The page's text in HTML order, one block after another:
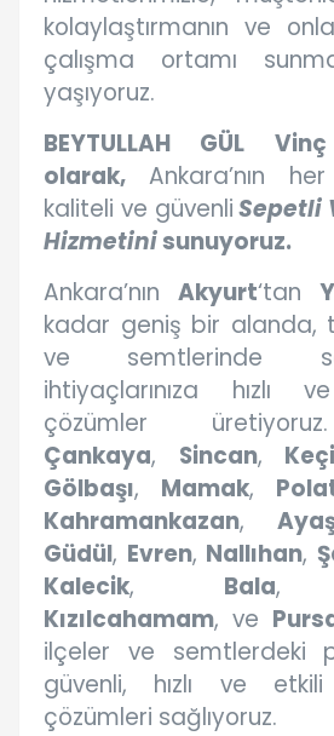
kolaylaştırmanın ve
çalışma ortamı
yaşıyoruz.
BEYTULLAH GÜL
olarak, Ankara’nın
kaliteli ve güvenli Sepetli
Hizmetinisunuyoruz.
Ankara’nın Akyurt‘tan
kadar geniş bir alanda,
ve semtlerinde
ihtiyaçlarınıza hızlı
çözümler
Çankaya, Sincan,
Gölbaşı, Mamak,
Kahramankazan,
Güdül, Evren, Nallıhan,
Kalecik, Bala
Kızılcahamam, ve
ilçeler ve semtlerdeki
güvenli, hızlı ve
çözümleri sağlıyoruz.